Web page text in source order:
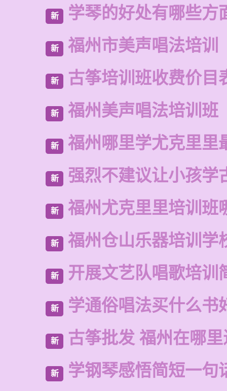
新 学琴的好处有哪些方
新 福州市美声唱法培训
新 古筝培训班收费价目
新 福州美声唱法培训班
新 福州哪里学尤克里里
新 强烈不建议让小孩学
新 福州尤克里里培训班
新 福州仓山乐器培训学
新 开展文艺队唱歌培训
新 学通俗唱法买什么书
新 古筝批发 福州在哪
新 学钢琴感悟简短一句